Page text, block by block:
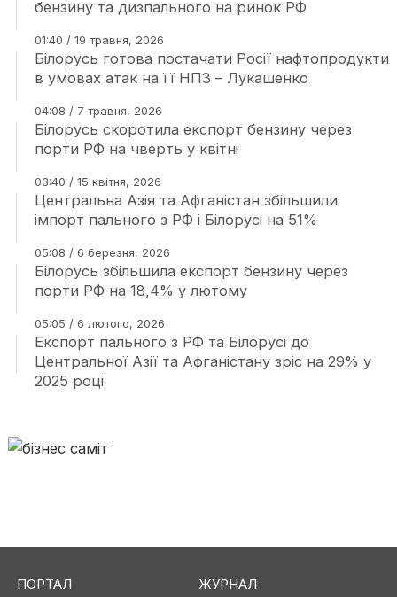
бензину та дизпального на ринок РФ
01:40 / 19 травня, 2026
Білорусь готова постачати Росії нафтопродукти
в умовах атак на її НПЗ – Лукашенко
04:08 / 7 травня, 2026
Білорусь скоротила експорт бензину через
порти РФ на чверть у квітні
03:40 / 15 квітня, 2026
Центральна Азія та Афганістан збільшили
імпорт пального з РФ і Білорусі на 51%
05:08 / 6 березня, 2026
Білорусь збільшила експорт бензину через
порти РФ на 18,4% у лютому
05:05 / 6 лютого, 2026
Експорт пального з РФ та Білорусі до
Центральної Азії та Афганістану зріс на 29% у
2025 році
ПОРТАЛ ЖУРНАЛ